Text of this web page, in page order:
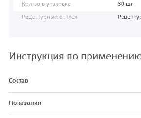
Кол-во в упаковке 30 шт
Рецептурный отпуск
Инструкция по
Состав
Показания